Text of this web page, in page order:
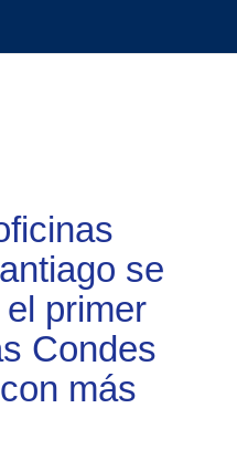
se
primer
Condes
más